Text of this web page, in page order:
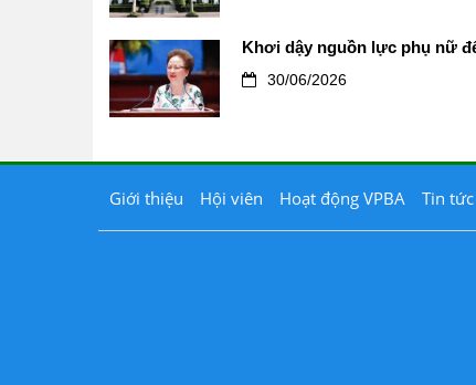
Khơi dậy nguồn lực phụ nữ
30/06/2026
Giới thiệu Hội viên Hoạt động VPBA Tin tức